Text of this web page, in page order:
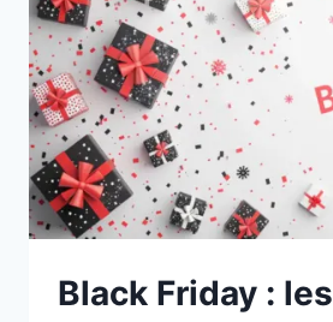
PARTIR
DE
344€,
LES
MEILLEURES
OFFRES
Black Friday : les